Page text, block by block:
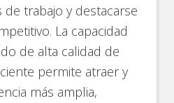
trabajo y destacarse
La capacidad
de alta calidad de
permite atraer y
más amplia,